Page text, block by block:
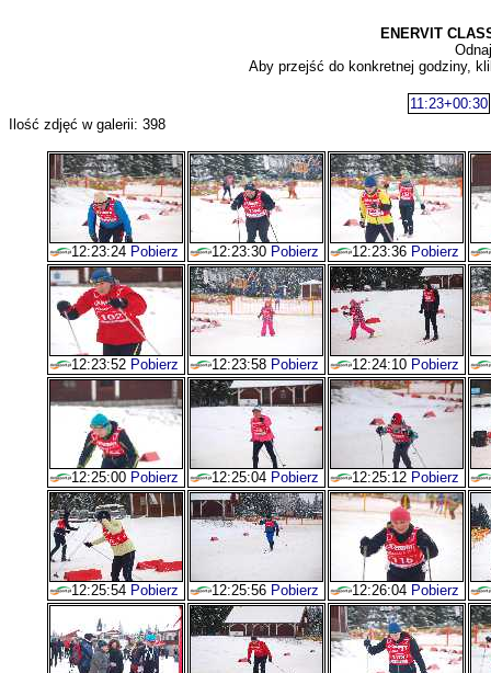
ENERVIT
Aby przejść do konkretnej godziny,
11:23+00:30
Ilość zdjęć w galerii: 398
12:23:24 Pobierz 12:23:30 Pobierz 12:23:36 Pobierz
12:23:52 Pobierz 12:23:58 Pobierz 12:24:10 Pobierz
12:25:00 Pobierz 12:25:04 Pobierz 12:25:12 Pobierz
12:25:54 Pobierz 12:25:56 Pobierz 12:26:04 Pobierz